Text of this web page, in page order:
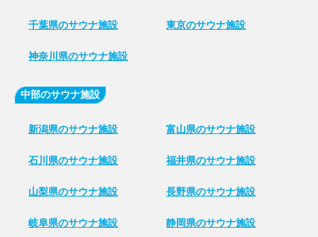
千葉県のサウナ施設 東京のサウナ施設
神奈川県のサウナ施設
中部のサウナ施設
新潟県のサウナ施設 富山県のサウナ施設
石川県のサウナ施設 福井県のサウナ施設
山梨県のサウナ施設 長野県のサウナ施設
岐阜県のサウナ施設 静岡県のサウナ施設